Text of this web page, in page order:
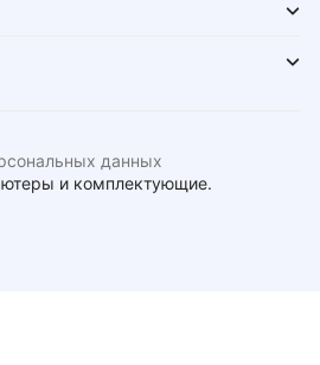
и комплектующие.
данных